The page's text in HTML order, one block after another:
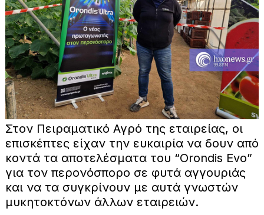
Στον Πειραματικό Αγρό της εταιρείας, οι
επισκέπτες είχαν την ευκαιρία να δουν από
κοντά τα αποτελέσματα του “Orondis Evo”
για τον περονόσπορο σε φυτά αγγουριάς
και να τα συγκρίνουν με αυτά γνωστών
μυκητοκτόνων άλλων εταιρειών.